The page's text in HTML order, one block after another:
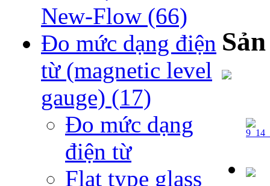
New-Flow (66)
Đo mức dạng điện
từ (magnetic level
gauge) (17)
Đo mức dạng
điện từ
Flat type glass